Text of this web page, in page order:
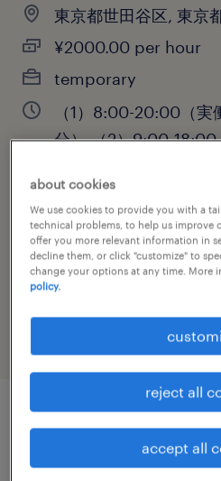
東京都世田谷区, 東京
¥2000.00 per hour
temporary
（1）8:00-20:00（
分）,（2）9:00-
分・休憩60分）,（4）
job category
job details
about cookies
We use cookies to provide you with a
technical problems, to help us improve
offer you more relevant information in
decline them, or click "customize" to
change your options at any time. More
policy.
reject all
accept all